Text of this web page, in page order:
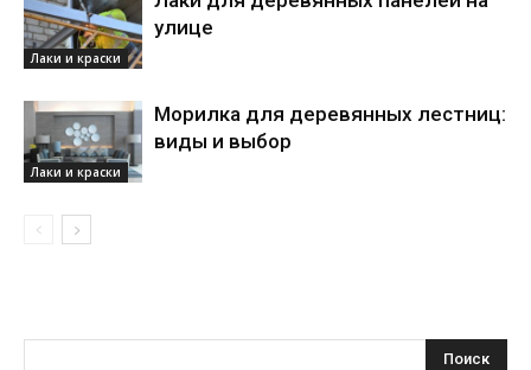
Лаки и краски
улице
Лаки и краски
Морилка для деревянных лестниц:
виды и выбор